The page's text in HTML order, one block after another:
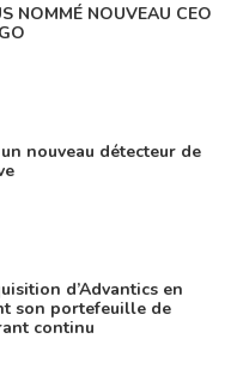
NOMMÉ NOUVEAU CEO
nouveau détecteur de
d’Advantics en
son portefeuille de
continu